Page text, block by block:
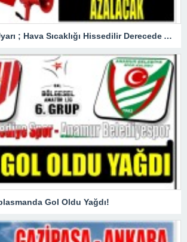
Valilikten Kritik Uyarı ; Hava Sıcaklığı Hissedilir Derecede Azalacak!
Gol Oldu Yağdı!